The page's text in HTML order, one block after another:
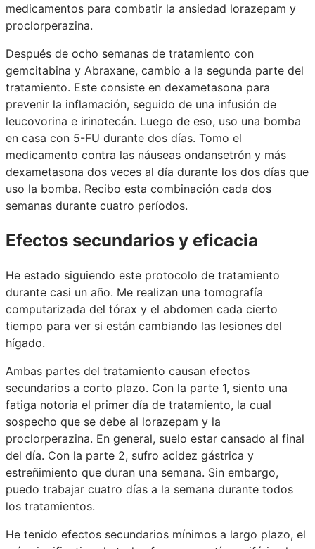
medicamentos para combatir la ansiedad lorazepam y
proclorperazina.
Después de ocho semanas de tratamiento con
gemcitabina y Abraxane, cambio a la segunda parte del
tratamiento. Este consiste en dexametasona para
prevenir la inflamación, seguido de una infusión de
leucovorina e irinotecán. Luego de eso, uso una bomba
en casa con 5-FU durante dos días. Tomo el
medicamento contra las náuseas ondansetrón y más
dexametasona dos veces al día durante los dos días que
uso la bomba. Recibo esta combinación cada dos
semanas durante cuatro períodos.
Efectos secundarios y eficacia
He estado siguiendo este protocolo de tratamiento
durante casi un año. Me realizan una tomografía
computarizada del tórax y el abdomen cada cierto
tiempo para ver si están cambiando las lesiones del
hígado.
Ambas partes del tratamiento causan efectos
secundarios a corto plazo. Con la parte 1, siento una
fatiga notoria el primer día de tratamiento, la cual
sospecho que se debe al lorazepam y la
proclorperazina. En general, suelo estar cansado al final
del día. Con la parte 2, sufro acidez gástrica y
estreñimiento que duran una semana. Sin embargo,
puedo trabajar cuatro días a la semana durante todos
los tratamientos.
He tenido efectos secundarios mínimos a largo plazo, el